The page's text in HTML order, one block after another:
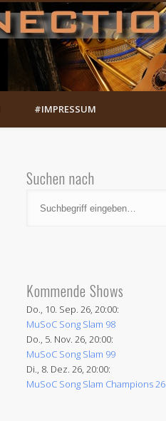
#IMPRESSUM
Suchen nach
Kommende Shows
Do., 10. Sep. 26, 20:00:
MuSoC Song Slam 98
Do., 5. Nov. 26, 20:00:
MuSoC Song Slam 99
Di., 8. Dez. 26, 20:00:
MuSoC Song Slam Champions 26